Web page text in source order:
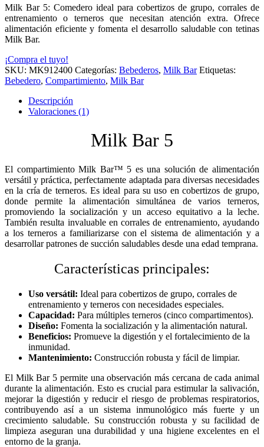
Milk Bar 5: Comedero ideal para cobertizos de grupo, corrales de
entrenamiento o terneros que necesitan atención extra. Ofrece
alimentación eficiente y fomenta el desarrollo saludable con tetinas
Milk Bar.
¡Compra el tuyo!
SKU: MK912400 Categorías: Bebederos, Milk Bar Etiquetas:
Bebedero, Compartimiento, Milk Bar
Descripción
Valoraciones (1)
Milk Bar 5
El compartimiento Milk Bar™ 5 es una solución de alimentación
versátil y práctica, perfectamente adaptada para diversas necesidades
en la cría de terneros. Es ideal para su uso en cobertizos de grupo,
donde permite la alimentación simultánea de varios terneros,
promoviendo la socialización y un acceso equitativo a la leche.
También resulta invaluable en corrales de entrenamiento, ayudando
a los terneros a familiarizarse con el sistema de alimentación y a
desarrollar patrones de succión saludables desde una edad temprana.
Características principales:
Uso versátil: Ideal para cobertizos de grupo, corrales de
entrenamiento y terneros con necesidades especiales.
Capacidad: Para múltiples terneros (cinco compartimentos).
Diseño: Fomenta la socialización y la alimentación natural.
Beneficios: Promueve la digestión y el fortalecimiento de la
inmunidad.
Mantenimiento: Construcción robusta y fácil de limpiar.
El Milk Bar 5 permite una observación más cercana de cada animal
durante la alimentación. Esto es crucial para estimular la salivación,
mejorar la digestión y reducir el riesgo de problemas respiratorios,
contribuyendo así a un sistema inmunológico más fuerte y un
crecimiento saludable. Su construcción robusta y su facilidad de
limpieza aseguran una durabilidad y una higiene excelentes en el
entorno de la granja.